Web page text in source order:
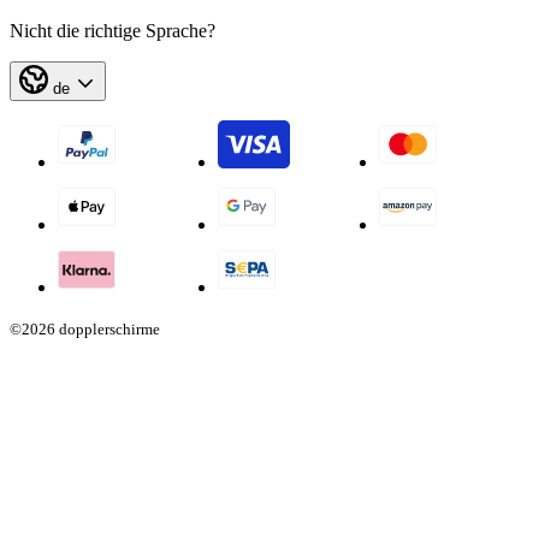
Nicht die richtige Sprache?
de
©2026 dopplerschirme